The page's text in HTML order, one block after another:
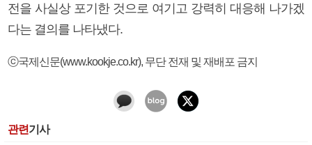
전을 사실상 포기한 것으로 여기고 강력히 대응해 나가겠
다는 결의를 나타냈다.
ⓒ국제신문(www.kookje.co.kr), 무단 전재 및 재배포 금지
관련기사